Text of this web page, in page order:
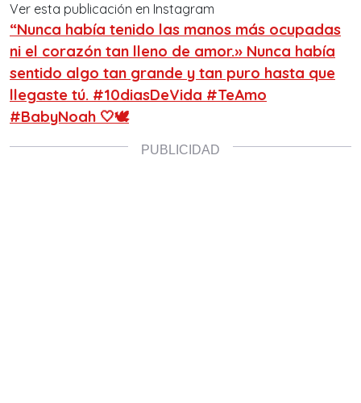
Ver esta publicación en Instagram
“Nunca había tenido las manos más ocupadas
ni el corazón tan lleno de amor.» Nunca había
sentido algo tan grande y tan puro hasta que
llegaste tú. #10diasDeVida #TeAmo
#BabyNoah 🤍🕊